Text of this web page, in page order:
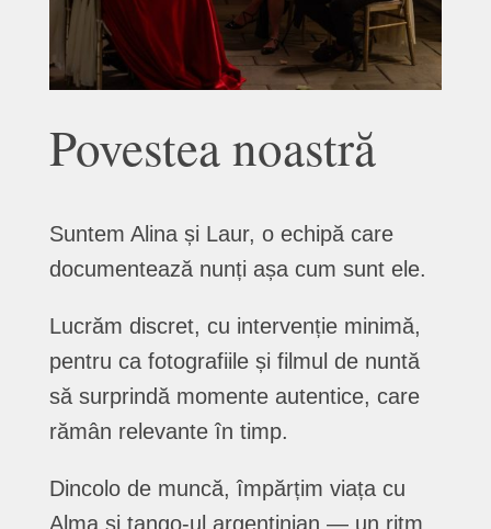
Povestea noastră
Suntem Alina și Laur, o echipă care
documentează nunți așa cum sunt ele.
Lucrăm discret, cu intervenție minimă,
pentru ca fotografiile și filmul de nuntă
să surprindă momente autentice, care
rămân relevante în timp.
Dincolo de muncă, împărțim viața cu
Alma și tango-ul argentinian — un ritm